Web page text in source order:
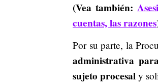
(Vea también:
cuentas, las razones
Por su parte, la
administrativa
sujeto procesal y